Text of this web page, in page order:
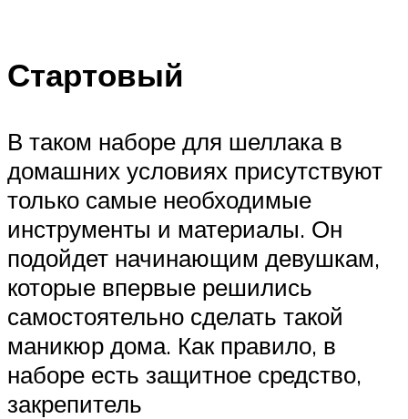
Стартовый
В таком наборе для шеллака в
домашних условиях присутствуют
только самые необходимые
инструменты и материалы. Он
подойдет начинающим девушкам,
которые впервые решились
самостоятельно сделать такой
маникюр дома. Как правило, в
наборе есть защитное средство,
закрепитель